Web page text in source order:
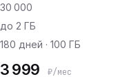
30 000
до 2 ГБ
180 дней · 100 ГБ
3 999 ₽/мес